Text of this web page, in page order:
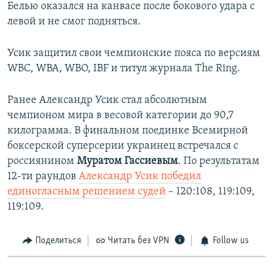
Белью оказался на канвасе после бокового удара с
левой и не смог подняться.
Усик защитил свои чемпионские пояса по версиям
WBC, WBA, WBO, IBF и титул журнала The Ring.
Ранее Александр Усик стал абсолютным
чемпионом мира в весовой категории до 90,7
килограмма. В финальном поединке Всемирной
боксерской суперсерии украинец встречался с
россиянином Муратом Гассиевым. По результатам
12-ти раундов Александр Усик победил
единогласным решением судей – 120:108, 119:109,
119:109.
Поделиться Читать без VPN Follow us